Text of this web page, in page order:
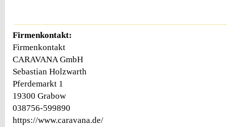
Firmenkontakt:
Firmenkontakt
CARAVANA GmbH
Sebastian Holzwarth
Pferdemarkt 1
19300 Grabow
038756-599890
https://www.caravana.de/